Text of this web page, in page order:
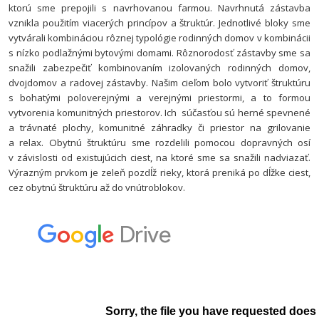
ktorú sme prepojili s navrhovanou farmou. Navrhnutá zástavba
vznikla použitím viacerých princípov a štruktúr. Jednotlivé bloky sme
vytvárali kombináciou rôznej typológie rodinných domov v kombinácii
s nízko podlažnými bytovými domami. Rôznorodosť zástavby sme sa
snažili zabezpečiť kombinovaním izolovaných rodinných domov,
dvojdomov a radovej zástavby. Našim cieľom bolo vytvoriť štruktúru
s bohatými poloverejnými a verejnými priestormi, a to formou
vytvorenia komunitných priestorov. Ich súčasťou sú herné spevnené
a trávnaté plochy, komunitné záhradky či priestor na grilovanie
a relax. Obytnú štruktúru sme rozdelili pomocou dopravných osí
v závislosti od existujúcich ciest, na ktoré sme sa snažili nadviazať.
Výrazným prvkom je zeleň pozdĺž rieky, ktorá preniká po dĺžke ciest,
cez obytnú štruktúru až do vnútroblokov.